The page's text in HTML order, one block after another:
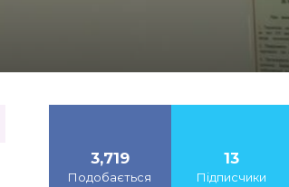
3,719
Подобається
13
Підписчики